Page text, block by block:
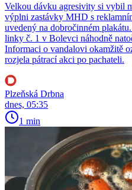
Velkou dávku agresivity si vybil
výplni zastávky MHD s
uvedený na dobročinném
linky č. 1 v Bolevci náhodně
Informaci o vandalovi okamžitě
rozjela pátrací akci po pachateli.
Plzeňská Drbna
dnes, 05:35
1 min